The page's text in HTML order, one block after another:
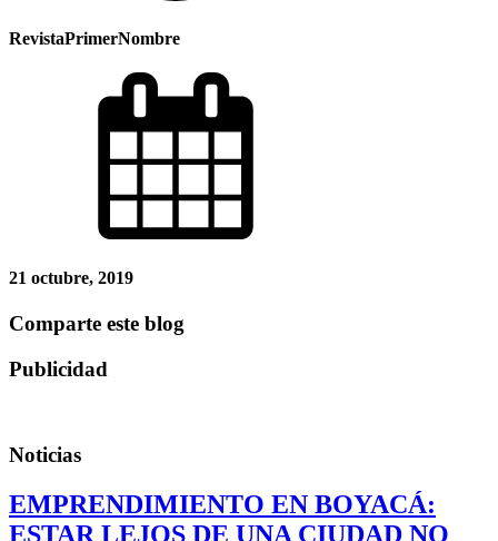
RevistaPrimerNombre
21 octubre, 2019
Comparte este blog
Publicidad
Noticias
EMPRENDIMIENTO EN BOYACÁ:
ESTAR LEJOS DE UNA CIUDAD NO